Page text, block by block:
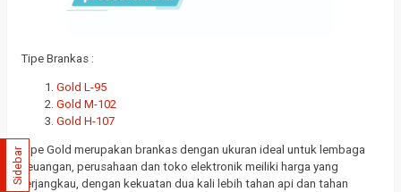
Tipe Brankas :
Gold L-95
Gold M-102
Gold H-107
Tipe Gold merupakan brankas dengan ukuran ideal untuk lembaga
keuangan, perusahaan dan toko elektronik meiliki harga yang
terjangkau, dengan kekuatan dua kali lebih tahan api dan tahan
Sidebar